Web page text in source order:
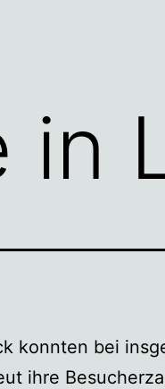
in
konnten bei
ihre